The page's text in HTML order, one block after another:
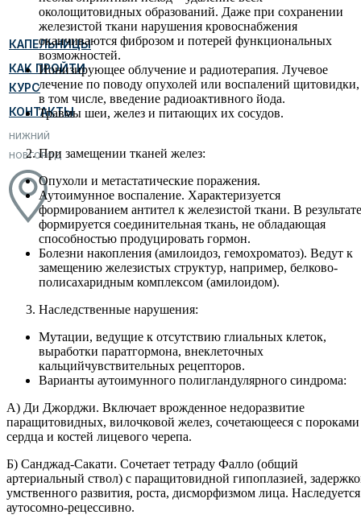
КАПЕЛЬНИЦЫ
КАК ПРОЙТИ
КУРС
КОНТАКТЫ
НИЖНИЙ
НОВГОРОД
околощитовидных образований. Даже при сохранении
железистой ткани нарушения кровоснабжения
оканчиваются фиброзом и потерей функциональных
возможностей.
Ионизирующее облучение и радиотерапия. Лучевое
лечение по поводу опухолей или воспалений щитовидки,
в том числе, введение радиоактивного йода.
Травмы шеи, желез и питающих их сосудов.
При замещении тканей желез:
Опухоли и метастатические поражения.
Аутоимунное воспаление. Характеризуется
формированием антител к железистой ткани. В результате
формируется соединительная ткань, не обладающая
способностью продуцировать гормон.
Болезни накопления (амилоидоз, гемохроматоз). Ведут к
замещению железистых структур, например, белково-
полисахаридным комплексом (амилоидом).
Наследственные нарушения:
Мутации, ведущие к отсутствию глиальных клеток,
выработки паратгормона, внеклеточных
кальцийчувствительных рецепторов.
Варианты аутоимунного полигландулярного синдрома:
А) Ди Джорджи. Включает врожденное недоразвитие
паращитовидных, вилочковой желез, сочетающееся с пороками
сердца и костей лицевого черепа.
Б) Санджад-Сакати. Сочетает тетраду Фалло (общий
артериальный ствол) с паращитовидной гипоплазией,
умственного развития, роста, дисморфизмом лица. Наследуется
аутосомно-рецессивно.